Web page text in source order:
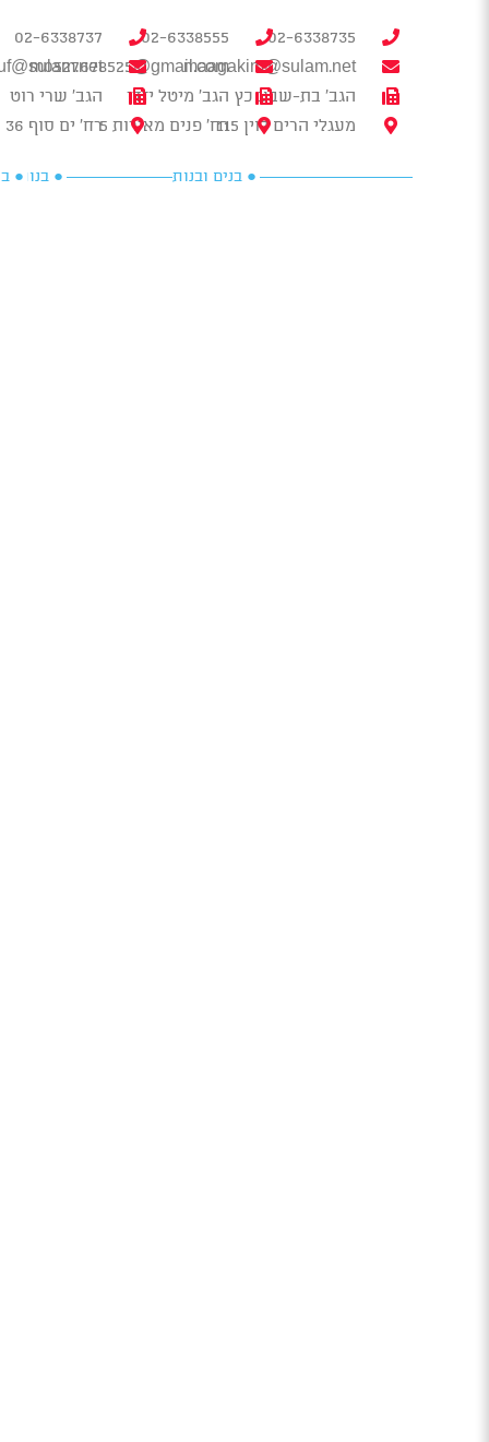
02-6338735
maagakim@sulam.net
הגב' בת-שבע כץ
מעגלי הרים לוין 115
● בנים ובנות
02-6338555
m0527678525@gmail.com
הגב' מיטל יזדי
רח' פנים מאירות 5
● בנות
02-6338737
הגב' שרי רוט
רח' ים סוף 36
●